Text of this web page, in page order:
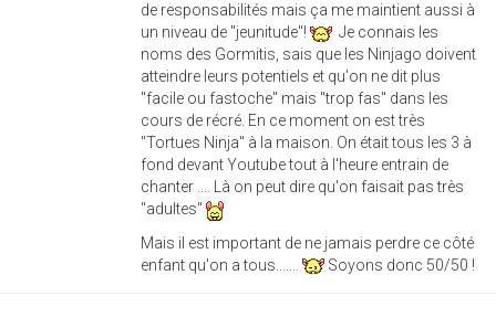
de responsabilités mais ça me maintient aussi à
un niveau de "jeunitude"!
Je connais les
noms des Gormitis, sais que les Ninjago doivent
atteindre leurs potentiels et qu'on ne dit plus
"facile ou fastoche" mais "trop fas" dans les
cours de récré. En ce moment on est très
"Tortues Ninja" à la maison. On était tous les 3 à
fond devant Youtube tout à l'heure entrain de
chanter .... Là on peut dire qu'on faisait pas très
"adultes"
Mais il est important de ne jamais perdre ce côté
enfant qu'on a tous.......
Soyons donc 50/50 !